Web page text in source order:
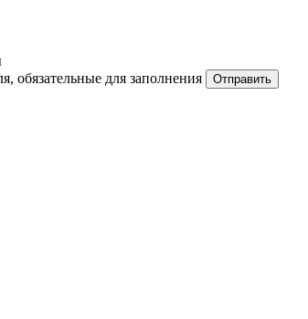
обязательные для заполнения